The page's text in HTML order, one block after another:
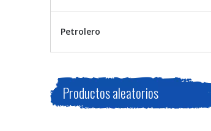
Petrolero
Productos aleatorios